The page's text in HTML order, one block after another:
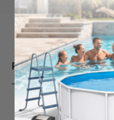
Produktbeskrivning